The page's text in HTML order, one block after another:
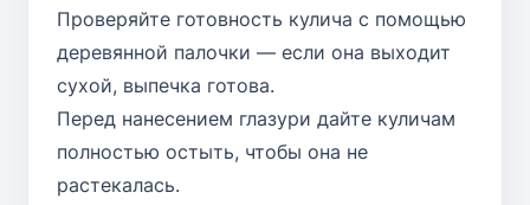
Проверяйте готовность кулича с помощью
деревянной палочки — если она выходит
сухой, выпечка готова.
Перед нанесением глазури дайте куличам
полностью остыть, чтобы она не
растекалась.